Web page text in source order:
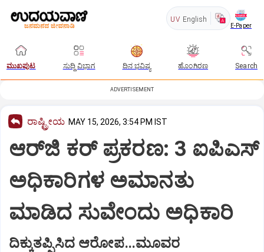
UV English
E-Paper
ಮುಖಪುಟ ಸುದ್ದಿ ವಿಭಾಗ ದಿನ ಭವಿಷ್ಯ ಹೊಂಗಿರಣ Search
ADVERTISEMENT
ರಾಷ್ಟ್ರೀಯ MAY 15, 2026, 3:54 PM IST
ಆರ್‌ಜಿ ಕರ್ ಪ್ರಕರಣ: 3 ಐಪಿಎಸ್
ಅಧಿಕಾರಿಗಳ ಅಮಾನತು
ಮಾಡಿದ ಸುವೇಂದು ಅಧಿಕಾರಿ
ದಿಕ್ಕುತಪ್ಪಿಸಿದ ಆರೋಪ...ಮೂವರ